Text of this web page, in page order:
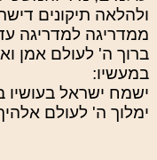
ולהלאה תיקונים
ממדריגה למדריגה
ברוך ה' לעולם אמן
במעשיו:
ישמח ישראל בעושיו
ימלוך ה' לעולם אלהיך